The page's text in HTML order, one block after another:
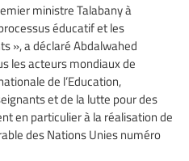
ministre Talabany à
éducatif et les
», a déclaré Abdalwahed
les acteurs mondiaux de
de l’Education,
et de la lutte pour des
en particulier à la réalisation de
des Nations Unies numéro